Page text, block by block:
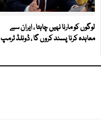
لوگوں کو مارنا نہیں چاہتا ، ایران سے
معاہدہ کرنا پسند کروں گا ، ڈونلڈ ٹرمپ